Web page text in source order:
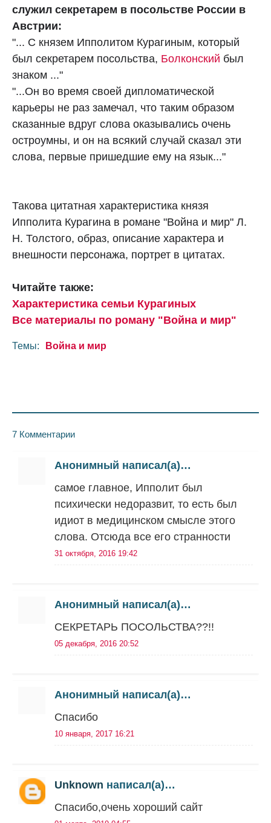
служил секретарем в посольстве России в
Австрии:
"... С князем Ипполитом Курагиным, который
был секретарем посольства, Болконский был
знаком ..."
"...Он во время своей дипломатической
карьеры не раз замечал, что таким образом
сказанные вдруг слова оказывались очень
остроумны, и он на всякий случай сказал эти
слова, первые пришедшие ему на язык..."
Такова цитатная характеристика князя
Ипполита Курагина в романе "Война и мир" Л.
Н. Толстого, образ, описание характера и
внешности персонажа, портрет в цитатах.
Читайте также:
Характеристика семьи Курагиных
Все материалы по роману "Война и мир"
Темы: Война и мир
7 Комментарии
Анонимный написал(а)…
самое главное, Ипполит был
психически недоразвит, то есть был
идиот в медицинском смысле этого
слова. Отсюда все его странности
31 октября, 2016 19:42
Анонимный написал(а)…
СЕКРЕТАРЬ ПОСОЛЬСТВА??!!
05 декабря, 2016 20:52
Анонимный написал(а)…
Спасибо
10 января, 2017 16:21
Unknown написал(а)…
Спасибо,очень хороший сайт